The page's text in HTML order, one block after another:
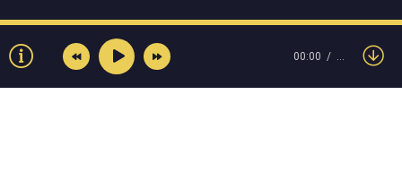
00:00 …